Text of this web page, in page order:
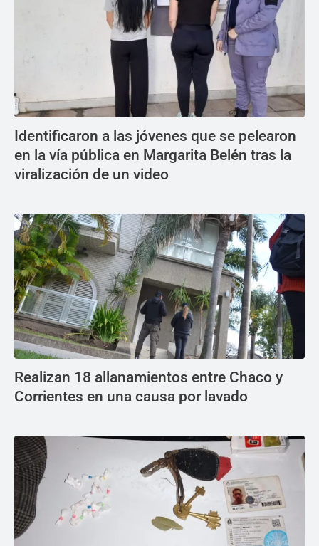
Identificaron a las jóvenes que se pelearon
en la vía pública en Margarita Belén tras la
viralización de un video
Realizan 18 allanamientos entre Chaco y
Corrientes en una causa por lavado